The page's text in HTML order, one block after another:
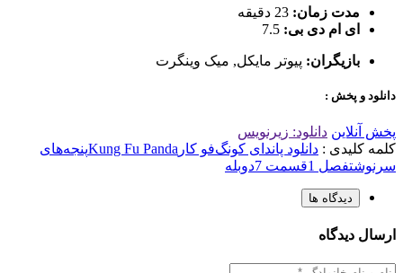
مدت زمان: 23 دقیقه
ای ام دی بی: 7.5
بازیگران: پیوتر مایکل, میک وینگرت
دانلود و پخش :
پخش آنلاین دانلود: زیرنویس
کلمه کلیدی : دانلود پاندای کونگ‌فو کار Kung Fu Pandaپنجه‌های
سرنوشتفصل 1 قسمت 7 دوبله
دیدگاه ها
ارسال دیدگاه